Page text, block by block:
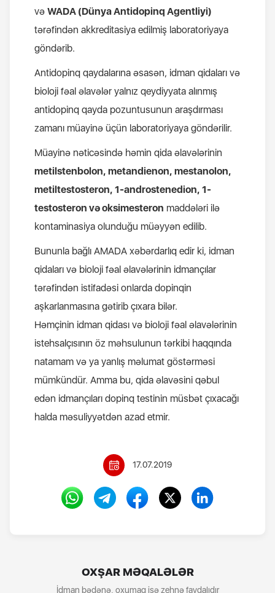
və WADA (Dünya Antidopinq Agentliyi)
tərəfindən akkreditasiya edilmiş laboratoriyaya
göndərib.
Antidopinq qaydalarına əsasən, idman qidaları və
bioloji fəal əlavələr yalnız qeydiyyata alınmış
antidopinq qayda pozuntusunun araşdırması
zamanı müayinə üçün laboratoriyaya göndərilir.
Müayinə nəticəsində həmin qida əlavələrinin
metilstenbolon, metandienon, mestanolon,
metiltestosteron, 1-androstenedion, 1-
testosteron və oksimesteron maddələri ilə
kontaminasiya olunduğu müəyyən edilib.
Bununla bağlı AMADA xəbərdarlıq edir ki, idman
qidaları və bioloji fəal əlavələrinin idmançılar
tərəfindən istifadəsi onlarda dopinqin
aşkarlanmasına gətirib çıxara bilər.
Həmçinin idman qidası və bioloji fəal əlavələrinin
istehsalçısının öz məhsulunun tərkibi haqqında
natamam və ya yanlış məlumat göstərməsi
mümkündür. Amma bu, qida əlavəsini qəbul
edən idmançıları dopinq testinin müsbət çıxacağı
halda məsuliyyətdən azad etmir.
17.07.2019
OXŞAR MƏQALƏLƏR
İdman bədənə, oxumaq isə zehnə faydalıdır